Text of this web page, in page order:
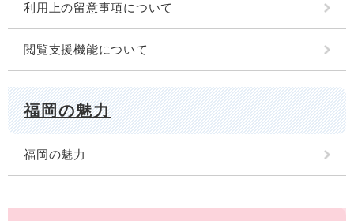
利用上の留意事項について
閲覧支援機能について
福岡の魅力
福岡の魅力